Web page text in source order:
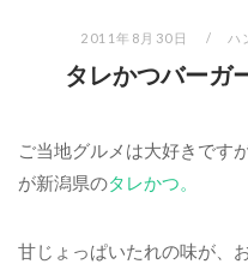
2011年8月30日 ハ
タレかつバーガ
ご当地グルメは大好きです
が新潟県のタレかつ。
甘じょっぱいたれの味が、